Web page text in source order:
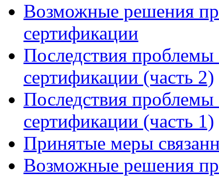
Возможные решения
сертификации
Последствия проблемы
сертификации (часть 2)
Последствия проблемы
сертификации (часть 1)
Принятые меры
Возможные решения